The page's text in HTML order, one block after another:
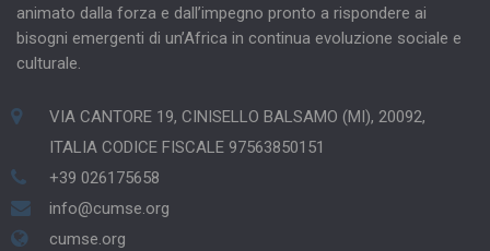
animato dalla forza e dall’impegno pronto a rispondere ai
bisogni emergenti di un’Africa in continua evoluzione sociale e
culturale.
VIA CANTORE 19, CINISELLO BALSAMO (MI), 20092,
ITALIA CODICE FISCALE 97563850151
+39 026175658
info@cumse.org
cumse.org